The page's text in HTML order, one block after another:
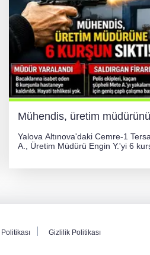
Mühendis, üretim
Yalova Altınova'daki Cemre-1
A., Üretim Müdürü Engin Y.'yi 6
Gizlilik Politikası